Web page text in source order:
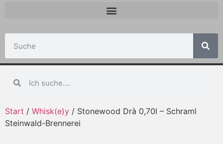
Start / Whisk(e)y / Stonewood Drà 0,70l – Schraml
Steinwald-Brennerei